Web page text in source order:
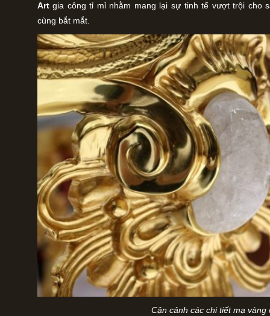
Artgia công tỉ mỉ nhằm mang lại sự tinh tế vượt trội cho
cùng bắt mắt.
Cận cảnh các chi tiết mạ vàng